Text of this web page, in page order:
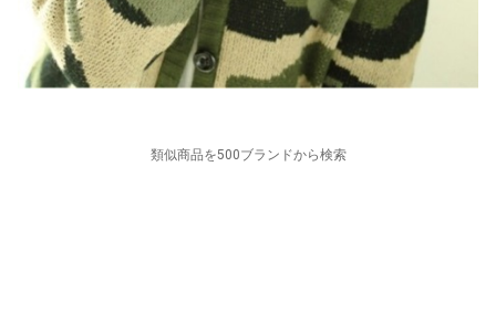
類似商品を500ブランドから検索